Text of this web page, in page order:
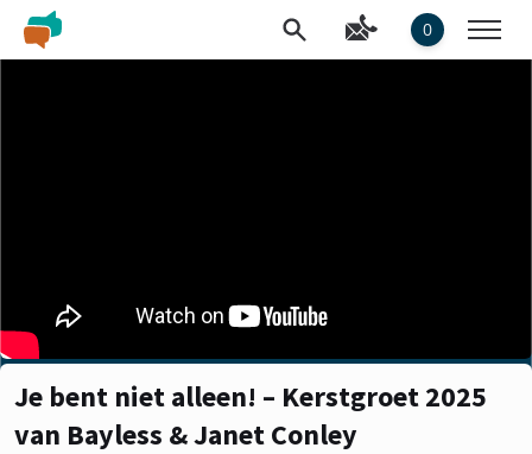
0
Je bent niet alleen! – Kerstgroet 2025
van Bayless & Janet Conley